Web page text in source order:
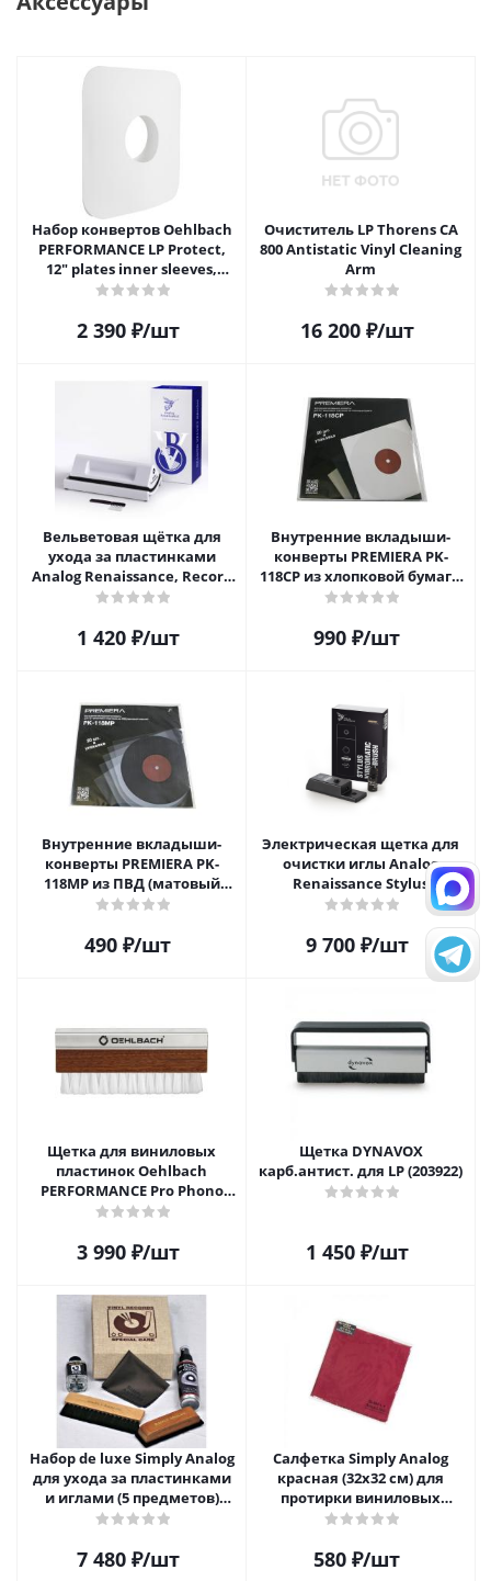
Набор конвертов Oehlbach
PERFORMANCE LP Protect,
12" plates inner sleeves,
D1C2611
2 390₽/шт
Очиститель LP Thorens CA
800 Antistatic Vinyl Cleaning
Arm
16 200₽/шт
Вельветовая щётка для
ухода за пластинками
Analog Renaissance, Record
Velvet Brush, AR-7152, White
1 420₽/шт
Внутренние вкладыши-
конверты PREMIERA PK-
118CP из хлопковой бумаги
для 12" виниловых
990 ₽/шт
Внутренние вкладыши-
конверты PREMIERA PK-
118MP из ПВД (матовый
пластик) для 12" виниловых
490 ₽/шт
Электрическая щетка для
очистки иглы Analog
Renaissance Stylus
Vibromatic Pro-Brush
9 700₽/шт
Щетка для виниловых
пластинок Oehlbach
PERFORMANCE Pro Phono
Brush, Record Brush,
3 990₽/шт
Щетка DYNAVOX
карб.антист. для LP (203922)
1 450₽/шт
Набор de luxe Simply Analog
для ухода за пластинками
и иглами (5 предметов)
SAVC005
7 480₽/шт
Салфетка Simply Analog
красная (32х32 см) для
протирки виниловых
пластинок из микрофибры
580 ₽/шт